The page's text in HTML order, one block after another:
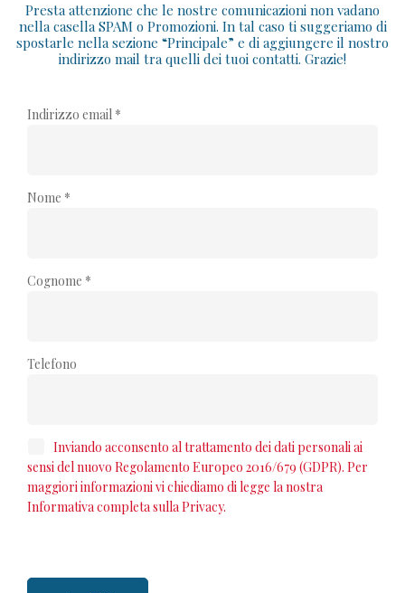
Presta attenzione che le nostre comunicazioni non vadano
nella casella SPAM o Promozioni. In tal caso ti suggeriamo di
spostarle nella sezione “Principale” e di aggiungere il nostro
indirizzo mail tra quelli dei tuoi contatti. Grazie!
Indirizzo email *
Nome *
Cognome *
Telefono
Inviando acconsento al trattamento dei dati personali ai
sensi del nuovo Regolamento Europeo 2016/679 (GDPR). Per
maggiori informazioni vi chiediamo di legge la nostra
Informativa completa sulla Privacy.